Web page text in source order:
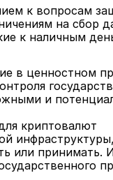
к вопросам
на сбор
к наличным
в ценностном
и
криптовалют
или принимать.